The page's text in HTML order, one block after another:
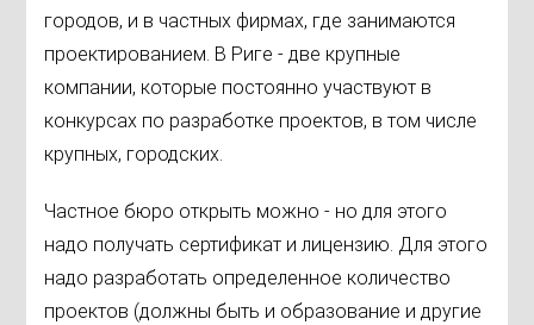
городов, и в частных фирмах, где занимаются
проектированием. В Риге - две крупные
компании, которые постоянно участвуют в
конкурсах по разработке проектов, в том числе
крупных, городских.
Частное бюро открыть можно - но для этого
надо получать сертификат и лицензию. Для этого
надо разработать определенное количество
проектов (должны быть и образование и другие